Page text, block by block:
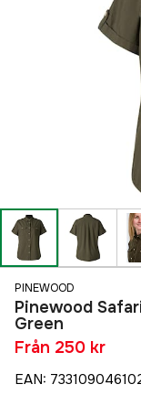
PINEWOOD
Pinewood
Green
Från 250 kr
EAN: